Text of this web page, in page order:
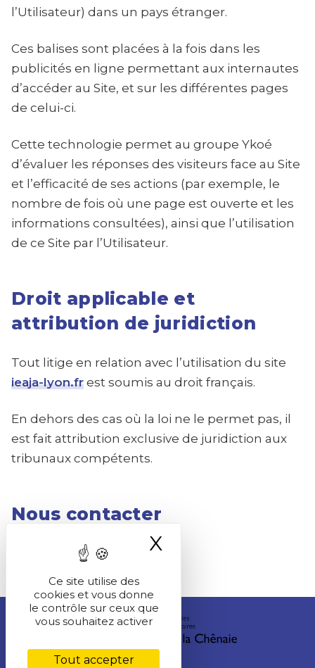
l’Utilisateur) dans un pays étranger.
Ces balises sont placées à la fois dans les
publicités en ligne permettant aux internautes
d’accéder au Site, et sur les différentes pages
de celui-ci.
Cette technologie permet au groupe Ykoé
d’évaluer les réponses des visiteurs face au Site
et l’efficacité de ses actions (par exemple, le
nombre de fois où une page est ouverte et les
informations consultées), ainsi que l’utilisation
de ce Site par l’Utilisateur.
Droit applicable et
attribution de juridiction
Tout litige en relation avec l’utilisation du site
ieaja-lyon.fr est soumis au droit français.
En dehors des cas où la loi ne le permet pas, il
est fait attribution exclusive de juridiction aux
tribunaux compétents.
Nous contacter
04 87 91 51 86
Ce site utilise des
cookies et vous donne
le contrôle sur ceux que
vous souhaitez activer
Tout accepter
X